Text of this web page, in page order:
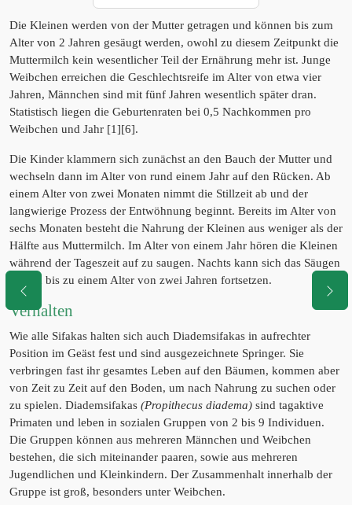
Die Kleinen werden von der Mutter getragen und können bis zum
Alter von 2 Jahren gesäugt werden, owohl zu diesem Zeitpunkt die
Muttermilch kein wesentlicher Teil der Ernährung mehr ist. Junge
Weibchen erreichen die Geschlechtsreife im Alter von etwa vier
Jahren, Männchen sind mit fünf Jahren wesentlich später dran.
Statistisch liegen die Geburtenraten bei 0,5 Nachkommen pro
Weibchen und Jahr [1][6].
Die Kinder klammern sich zunächst an den Bauch der Mutter und
wechseln dann im Alter von rund einem Jahr auf den Rücken. Ab
einem Alter von zwei Monaten nimmt die Stillzeit ab und der
langwierige Prozess der Entwöhnung beginnt. Bereits im Alter von
sechs Monaten besteht die Nahrung der Kleinen aus weniger als der
Hälfte aus Muttermilch. Im Alter von einem Jahr hören die Kleinen
während der Tageszeit auf zu saugen. Nachts kann sich das Säugen
jedoch bis zu einem Alter von zwei Jahren fortsetzen.
Verhalten
Wie alle Sifakas halten sich auch Diademsifakas in aufrechter
Position im Geäst fest und sind ausgezeichnete Springer. Sie
verbringen fast ihr gesamtes Leben auf den Bäumen, kommen aber
von Zeit zu Zeit auf den Boden, um nach Nahrung zu suchen oder
zu spielen. Diademsifakas (Propithecus diadema) sind tagaktive
Primaten und leben in sozialen Gruppen von 2 bis 9 Individuen.
Die Gruppen können aus mehreren Männchen und Weibchen
bestehen, die sich miteinander paaren, sowie aus mehreren
Jugendlichen und Kleinkindern. Der Zusammenhalt innerhalb der
Gruppe ist groß, besonders unter Weibchen.